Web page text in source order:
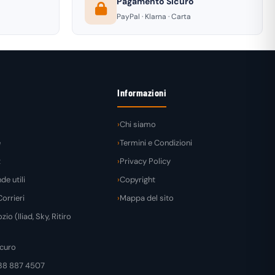
PayPal · Klarna · Carta
utili
(Iliad, Sky, Ritiro
887 4507
Informazioni
Chi siamo
Termini e Condizioni
Privacy Policy
Copyright
Mappa del sito